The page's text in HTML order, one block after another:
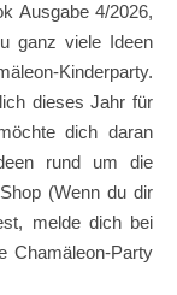
Ausgabe 4/2026,
ganz viele Ideen
Kinderparty.
dieses Jahr für
dich daran
rund um die
(Wenn du dir
melde dich bei
Chamäleon-Party